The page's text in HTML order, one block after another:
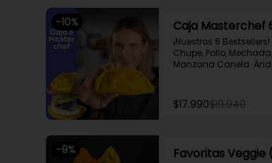
-10% Caja Masterchef
¡Nuestros 6
Chupe, Pollo,
Manzana Canela.
favoritas de nuestra
y del público 🔥
empanaditas dulces
$17.990$19.940
-9%
Favoritas Veggie